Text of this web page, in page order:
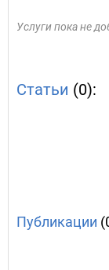
Услуги пока не
Статьи (0):
Публикации